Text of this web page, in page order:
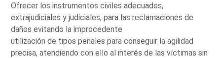
Ofrecer los instrumentos civiles adecuados,
extrajudiciales y judiciales, para las reclamaciones de
daños evitando la improcedente
utilización de tipos penales para conseguir la agilidad
precisa, atendiendo con ello al interés de las víctimas sin